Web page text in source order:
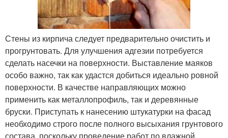
Стены из кирпича следует предварительно очистить и
прогрунтовать. Для улучшения адгезии потребуется
сделать насечки на поверхности. Выставление маяков
особо важно, так как удастся добиться идеально ровной
поверхности. В качестве направляющих можно
применить как металлопрофиль, так и деревянные
бруски. Приступать к нанесению штукатурки на фасад
необходимо строго после полного высыхания грунтового
состава, поскольку проведение работ по влажной